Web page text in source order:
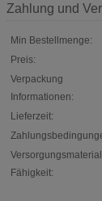
Zahlung und
Min Bestellmenge:
Preis:
Verpackung
Informationen:
Lieferzeit:
Fähigkeit: